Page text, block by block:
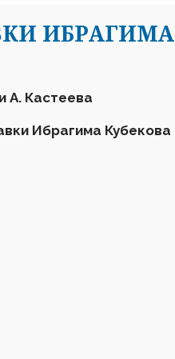
ИБРАГИМА
А. Кастеева
Ибрагима Кубекова